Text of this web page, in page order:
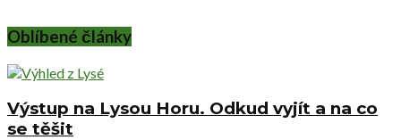
Oblíbené články
Výstup na Lysou Horu. Odkud vyjít a na co
se těšit